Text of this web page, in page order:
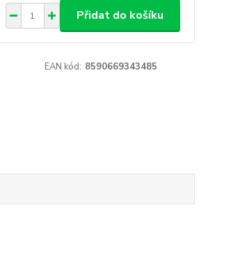
Přidat do košíku
EAN kód: 8590669343485